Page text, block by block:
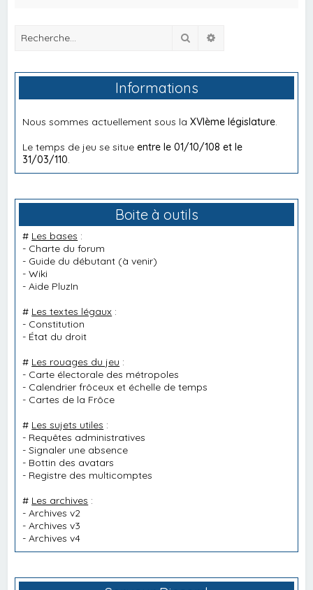
Rechercher
Informations
Nous sommes actuellement sous laXVIème législature.
Le temps de jeu se situeentre le 01/10/108 et le
31/03/110.
Boite à outils
# Les bases :
- Charte du forum
- Guide du débutant (à venir)
-Wiki
-Aide PluzIn
# Les textes légaux :
- Constitution
- État du droit
# Les rouages du jeu :
- Carte électorale des métropoles
- Calendrier frôceux et échelle de temps
- Cartes de la Frôce
# Les sujets utiles :
- Requêtes administratives
-Signaler une absence
- Bottin des avatars
- Registre des multicomptes
# Les archives :
-Archives v2
-Archives v3
-Archives v4